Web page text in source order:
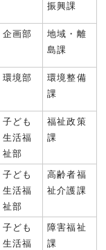
振興課
企画部
地域・離
島課
環境部
環境整備
課
子ども
生活福
祉部
福祉政策
課
子ども
生活福
祉部
高齢者福
祉介護課
子ども
生活福
障害福祉
課